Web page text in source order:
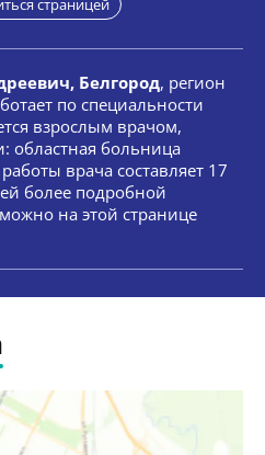
страницей
Белгород, регион
по специальности
взрослым врачом,
областная больница
врача составляет 17
более подробной
на этой странице